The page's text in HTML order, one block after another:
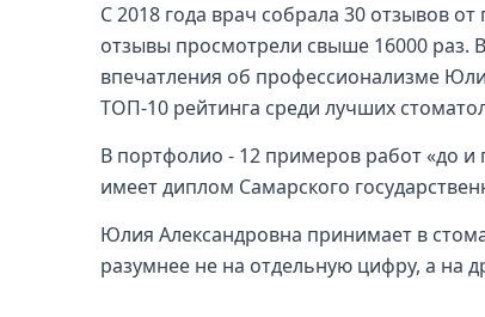
С 2018 года врач собрала 30 отзывов
отзывы просмотрели свыше 16000 раз.
впечатления об профессионализме
ТОП-10 рейтинга среди лучших
В портфолио - 12 примеров работ «до
имеет диплом Самарского
Юлия Александровна принимает в
разумнее не на отдельную цифру, а на